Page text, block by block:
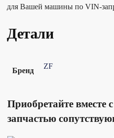
для Вашей машины по VIN-
Детали
Бренд
ZF
Приобретайте вместе
запчастью